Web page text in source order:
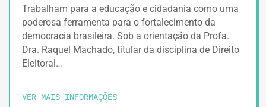
Trabalham para a educação e cidadania como uma
poderosa ferramenta para o fortalecimento da
democracia brasileira. Sob a orientação da Profa.
Dra. Raquel Machado, titular da disciplina de Direito
Eleitoral…
VER MAIS INFORMAÇÕES